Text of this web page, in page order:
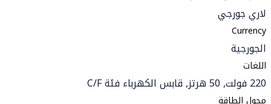
لاري جورجي
Currency
الجورجية
اللغات
220 فولت, 50 هرتز, قابس الكهرباء فئة C/F
محول الطاقة